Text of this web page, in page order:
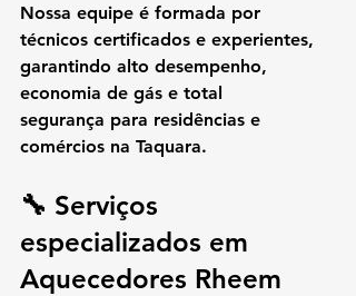
Nossa equipe é formada por
técnicos certificados e experientes,
garantindo alto desempenho,
economia de gás e total
segurança para residências e
comércios na Taquara.
🔧 Serviços
especializados em
Aquecedores Rheem